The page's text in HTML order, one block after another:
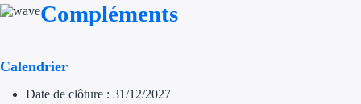
Compléments
Calendrier
Date de clôture : 31/12/2027